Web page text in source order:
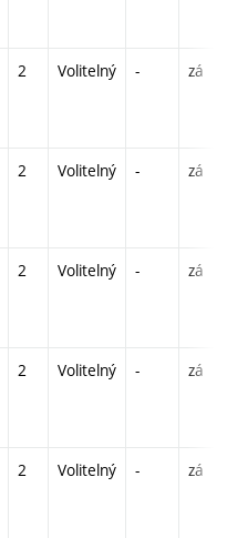
2 Volitelný - zá
2 Volitelný - zá
2 Volitelný - zá
2 Volitelný - zá
2 Volitelný - zá